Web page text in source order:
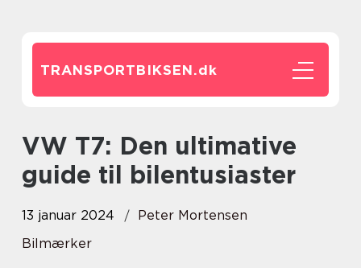
TRANSPORTBIKSEN.dk
VW T7: Den ultimative
guide til bilentusiaster
13 januar 2024
Peter Mortensen
Bilmærker